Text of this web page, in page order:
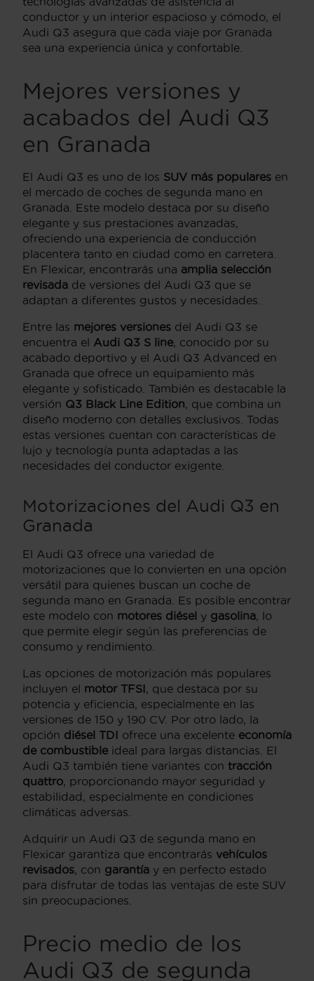
conductor y un interior espacioso y cómodo, el
Audi Q3 asegura que cada viaje por Granada
sea una experiencia única y confortable.
Mejores versiones y
acabados del Audi Q3
en Granada
El Audi Q3 es uno de los SUV más populares en
el mercado de coches de segunda mano en
Granada. Este modelo destaca por su diseño
elegante y sus prestaciones avanzadas,
ofreciendo una experiencia de conducción
placentera tanto en ciudad como en carretera.
En Flexicar, encontrarás una amplia selección
revisada de versiones del Audi Q3 que se
adaptan a diferentes gustos y necesidades.
Entre las mejores versiones del Audi Q3 se
encuentra el Audi Q3 S line, conocido por su
acabado deportivo y el Audi Q3 Advanced en
Granada que ofrece un equipamiento más
elegante y sofisticado. También es destacable la
versión Q3 Black Line Edition, que combina un
diseño moderno con detalles exclusivos. Todas
estas versiones cuentan con características de
lujo y tecnología punta adaptadas a las
necesidades del conductor exigente.
Motorizaciones del Audi Q3 en
Granada
El Audi Q3 ofrece una variedad de
motorizaciones que lo convierten en una opción
versátil para quienes buscan un coche de
segunda mano en Granada. Es posible encontrar
este modelo con motores diésel y gasolina, lo
que permite elegir según las preferencias de
consumo y rendimiento.
Las opciones de motorización más populares
incluyen el motor TFSI, que destaca por su
potencia y eficiencia, especialmente en las
versiones de 150 y 190 CV. Por otro lado, la
opción diésel TDI ofrece una excelente economía
de combustible ideal para largas distancias. El
Audi Q3 también tiene variantes con tracción
quattro, proporcionando mayor seguridad y
estabilidad, especialmente en condiciones
climáticas adversas.
Adquirir un Audi Q3 de segunda mano en
Flexicar garantiza que encontrarás vehículos
revisados, con garantía y en perfecto estado
para disfrutar de todas las ventajas de este SUV
sin preocupaciones.
Precio medio de los
Audi Q3 de segunda